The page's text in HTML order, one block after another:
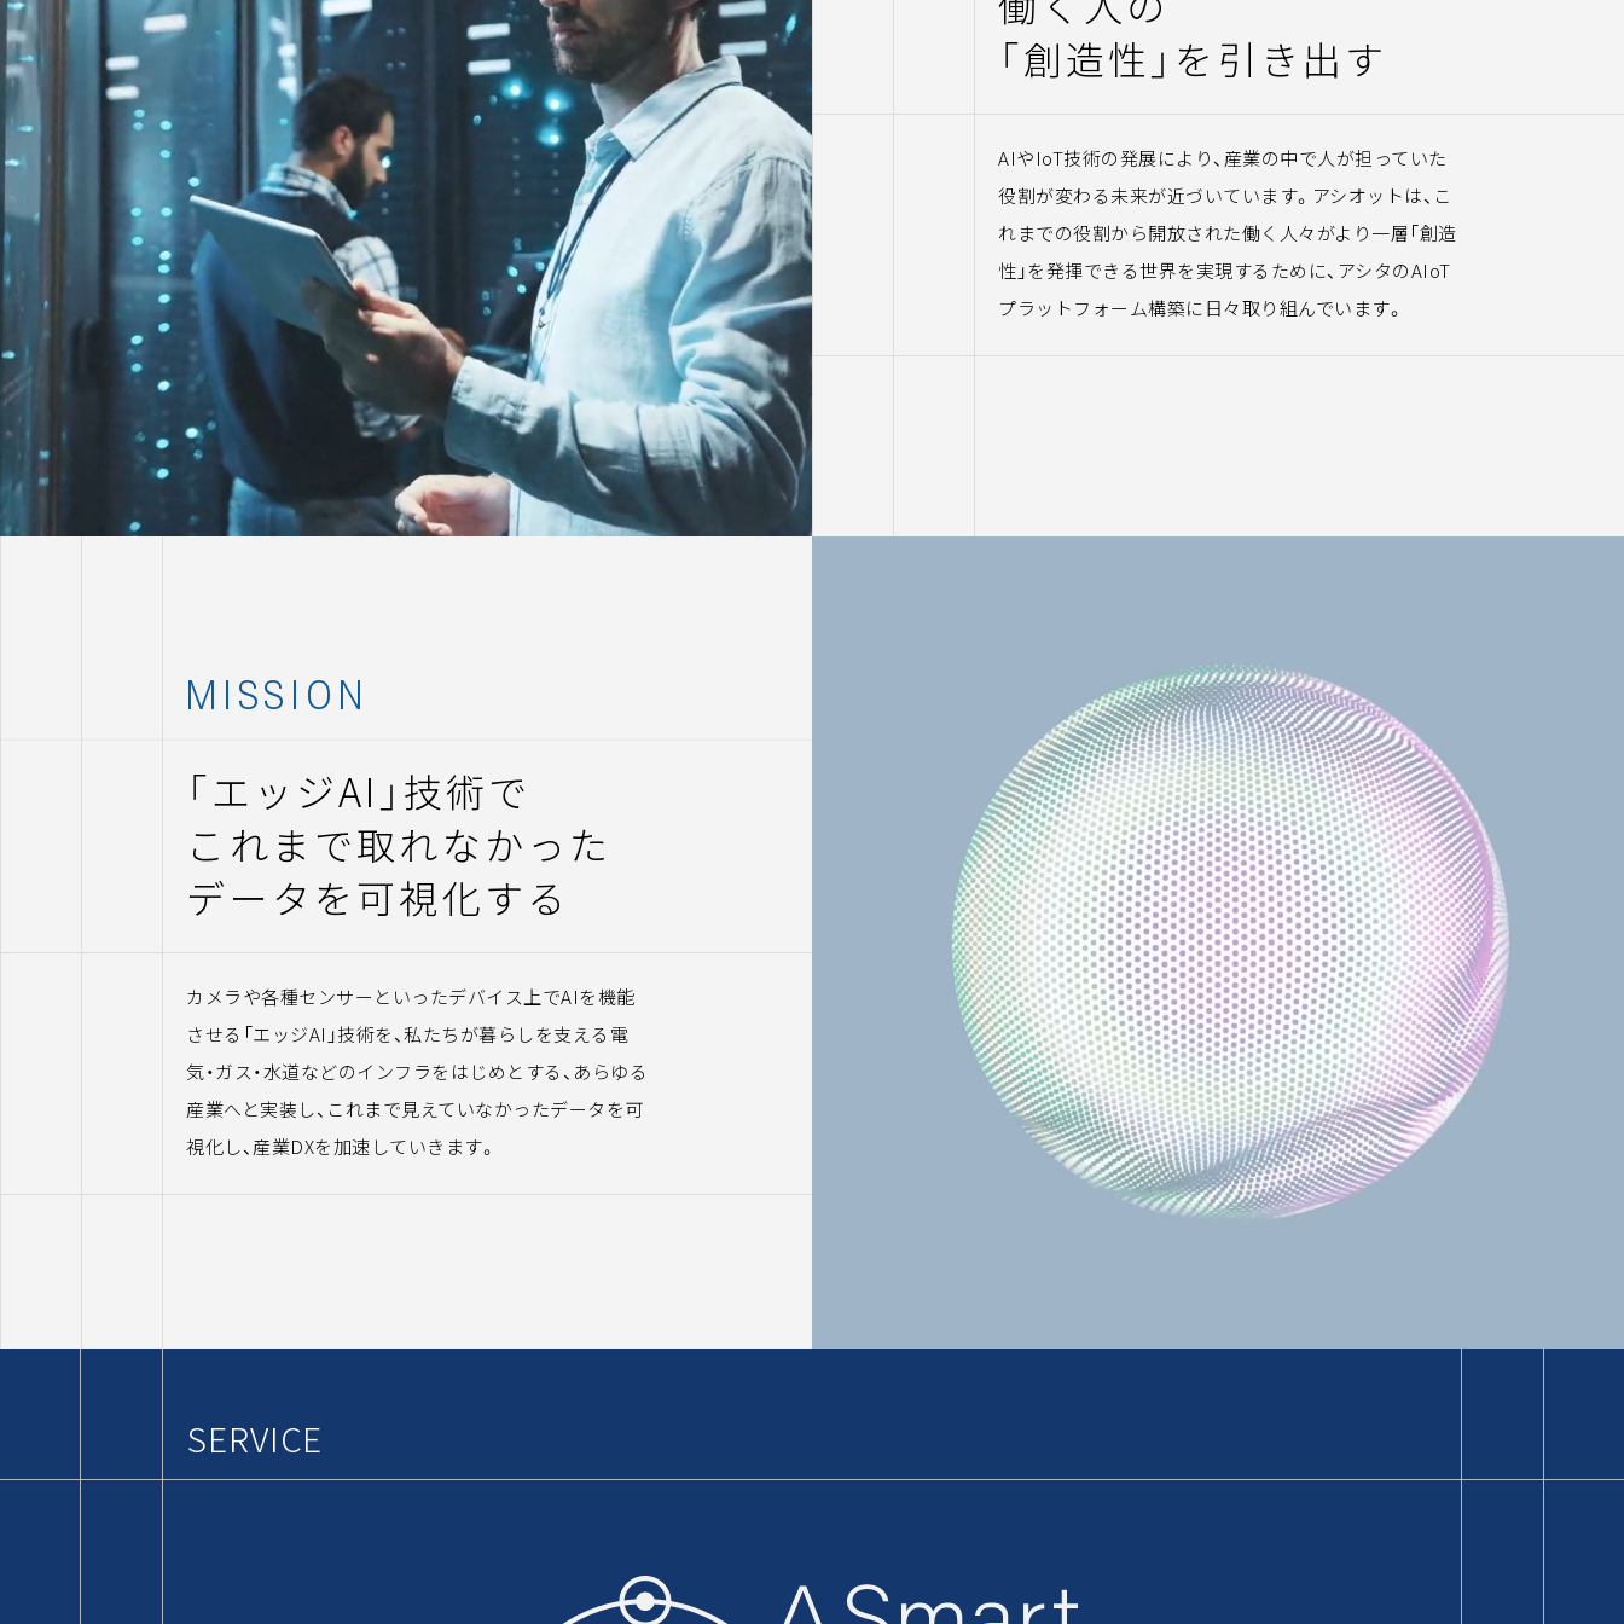
「創造性 」 を引き出す
AIやIoT技術の発展により、産業の中で人が担っていた
役割が変わる未来が近づいています。アシオットは、こ
れまでの役割から開放された働く人々がより一層「創造
性」を発揮できる世界を実現するために、アシタのAIoT
プラットフォーム構築に日々取り組んでいます。
MISSION
「エッジAI 」 技術で
これまで取れなかった
データを可視化する
カメラや各種センサーといったデバイス上でAIを機能
させる「エッジAI」技術を、私たちが暮らしを支える電
気・ガス・水道などのインフラをはじめとする、あらゆる
産業へと実装し、これまで見えていなかったデータを可
視化し、産業DXを加速していきます。
SERVICE